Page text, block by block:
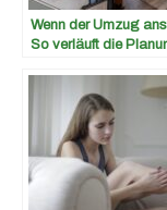
Wenn der Umzug
So verläuft die